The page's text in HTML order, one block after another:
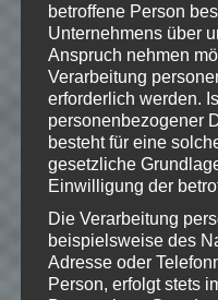
★ Minecraft
Minecraft ist
Spiel von
Offizielle
Seite:
betroffene Person
Unternehmens über
Anspruch nehmen
Verarbeitung
erforderlich werden.
personenbezogener
besteht für eine
gesetzliche
Einwilligung der
Die Verarbeitung
beispielsweise des
Adresse oder
Person, erfolgt stets